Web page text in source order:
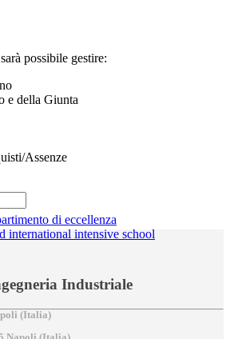
possibile gestire:
e della Giunta
Assenze
Industriale
(Italia)